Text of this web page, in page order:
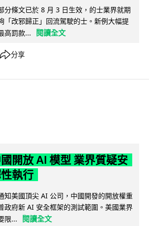
分條文已於 8 月 3 日生效，的士業界就期
「改邪歸正」回流駕駛的士。新例大幅提
高罰款...
閱讀全文
分享
開放 AI 模型 業界質疑安
執行
知美國頂尖 AI 公司，中國開發的開放權重
政府新 AI 安全框架的測試範圍。美國業界
限...
閱讀全文